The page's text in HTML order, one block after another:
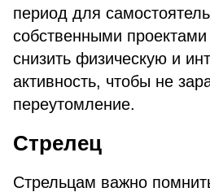
период для
собственными проектами
снизить физическую и
активность, чтобы не
переутомление.
Стрелец
Стрельцам важно